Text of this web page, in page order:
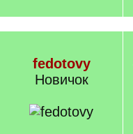
fedotovy
Новичок